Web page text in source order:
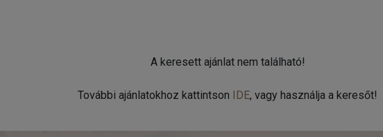
A keresett ajánlat nem található!
További ajánlatokhoz kattintson IDE, vagy használja a keresőt!